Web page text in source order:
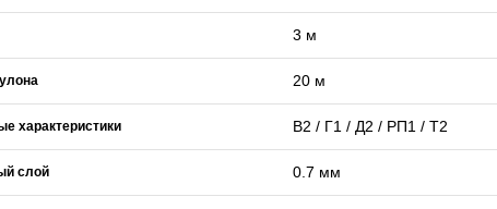
3 м
20 м
характеристики В2 / Г1 / Д2 / РП1 / Т2
слой 0.7 мм